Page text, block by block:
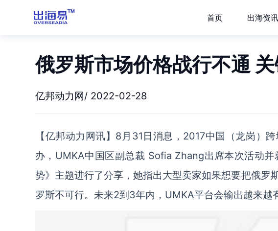
首页 出海资讯
俄罗斯市场价格战行不通
亿邦动力网/ 2022-02-28
【亿邦动力网讯】8月31日消息，2017中国（龙岗）
办， UMKA中国区副总裁 Sofia Zhang出席本次活动并
势》主题进行了分享，她指出大型卖家如果想要把俄罗
罗斯不可行。未来2到3年内，UMKA平台会输出越来越